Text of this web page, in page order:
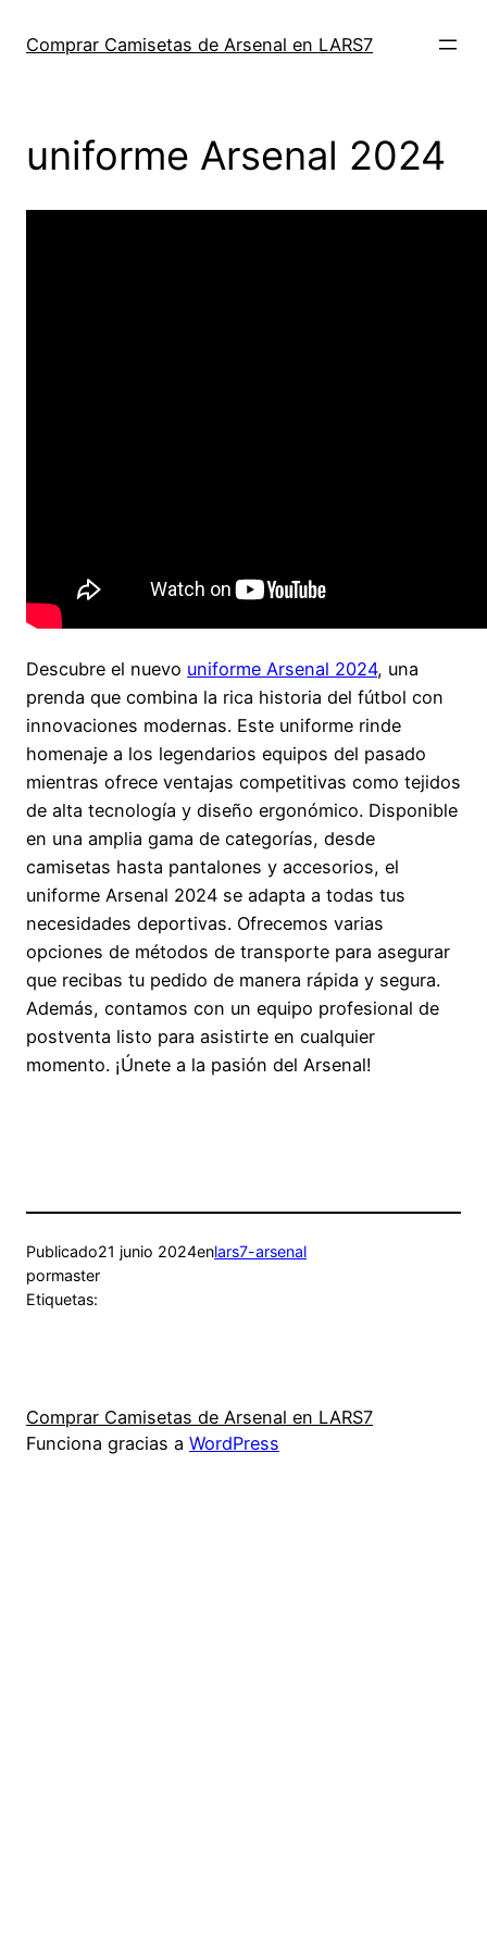
Comprar Camisetas de Arsenal en LARS7
uniforme Arsenal 2024
Descubre el nuevo uniforme Arsenal 2024, una
prenda que combina la rica historia del fútbol con
innovaciones modernas. Este uniforme rinde
homenaje a los legendarios equipos del pasado
mientras ofrece ventajas competitivas como tejidos
de alta tecnología y diseño ergonómico. Disponible
en una amplia gama de categorías, desde
camisetas hasta pantalones y accesorios, el
uniforme Arsenal 2024 se adapta a todas tus
necesidades deportivas. Ofrecemos varias
opciones de métodos de transporte para asegurar
que recibas tu pedido de manera rápida y segura.
Además, contamos con un equipo profesional de
postventa listo para asistirte en cualquier
momento. ¡Únete a la pasión del Arsenal!
Publicado21 junio 2024enlars7-arsenal
pormaster
Etiquetas:
Comprar Camisetas de Arsenal en LARS7
Funciona gracias a WordPress